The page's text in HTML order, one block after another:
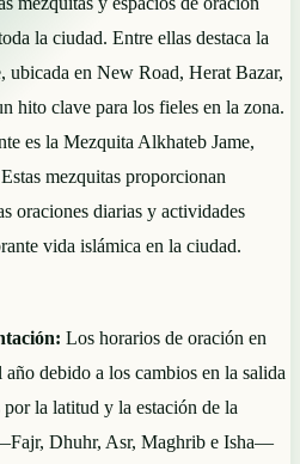
la ciudad. Entre ellas destaca la
ubicada en New Road, Herat Bazar,
hito clave para los fieles en la zona.
es la Mezquita Alkhateb Jame,
mezquitas proporcionan
oraciones diarias y actividades
vida islámica en la ciudad.
Los horarios de oración en
debido a los cambios en la salida
la latitud y la estación de la
Dhuhr, Asr, Maghrib e Isha—